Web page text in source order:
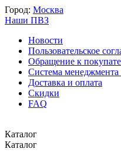
Город: Москва
Наши ПВЗ
Новости
Пользовательское
Обращение к
Система менеджмента
Доставка и оплата
Скидки
FAQ
Каталог
Каталог